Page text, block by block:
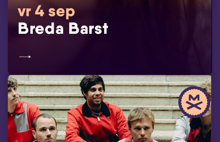
vr 4 sep
Breda Barst